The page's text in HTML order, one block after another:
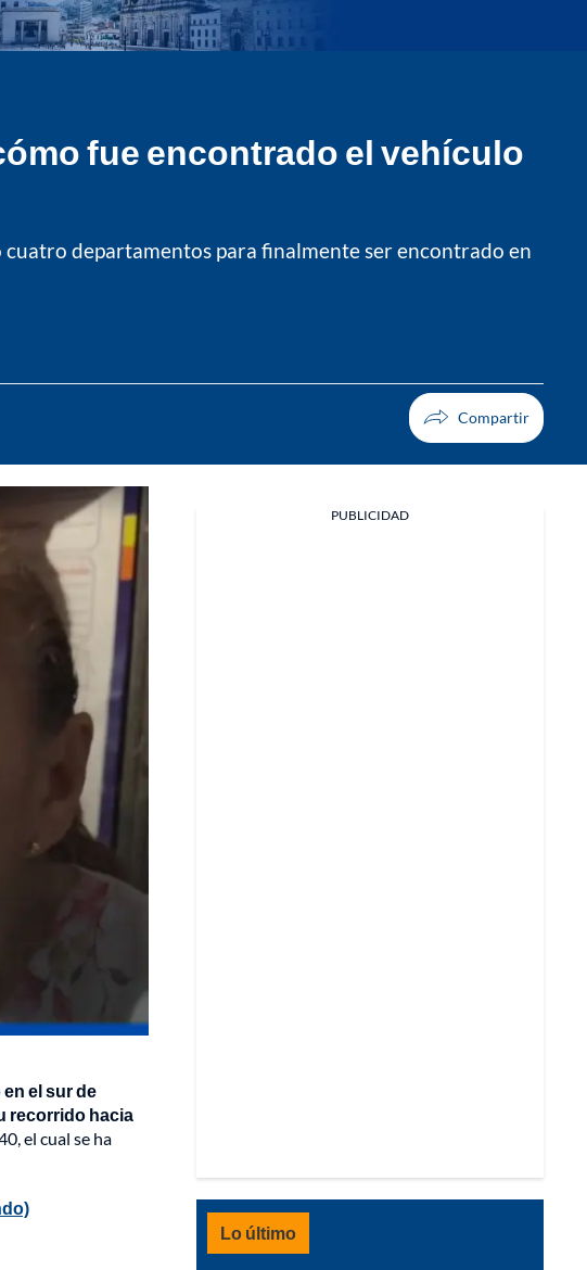
fue encontrado el vehículo
cuatro departamentos para finalmente ser encontrado en
el sur de
recorrido hacia
el cual se ha
PUBLICIDAD
Lo último